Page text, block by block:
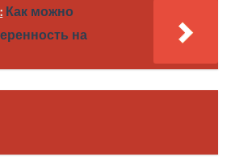
Как можно
на